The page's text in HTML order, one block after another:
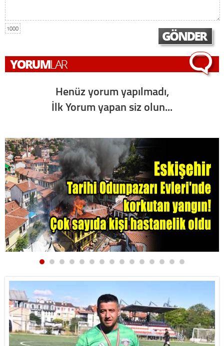
1000
Henüz yorum yapılmadı,
İlk Yorum yapan siz olun...